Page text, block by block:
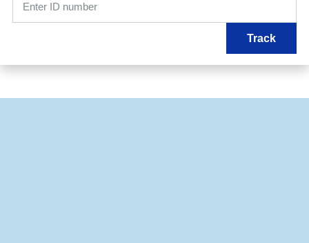
Enter ID number
Track